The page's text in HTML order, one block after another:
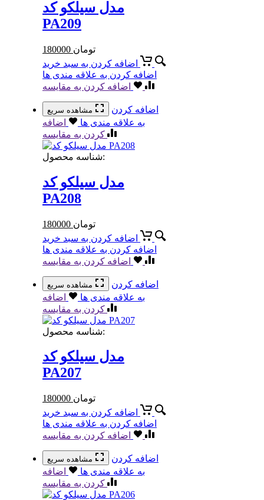
مدل سیلکو کد
PA209
180000 تومان
اضافه کردن به سبد خرید
اضافه کردن به علاقه مندی ها
اضافه کردن به مقایسه
مشاهده سریع
اضافه کردن
به علاقه مندی ها
اضافه
کردن به مقایسه
شناسه محصول:
مدل سیلکو کد
PA208
180000 تومان
اضافه کردن به سبد خرید
اضافه کردن به علاقه مندی ها
اضافه کردن به مقایسه
مشاهده سریع
اضافه کردن
به علاقه مندی ها
اضافه
کردن به مقایسه
شناسه محصول:
مدل سیلکو کد
PA207
180000 تومان
اضافه کردن به سبد خرید
اضافه کردن به علاقه مندی ها
اضافه کردن به مقایسه
مشاهده سریع
اضافه کردن
به علاقه مندی ها
اضافه
کردن به مقایسه